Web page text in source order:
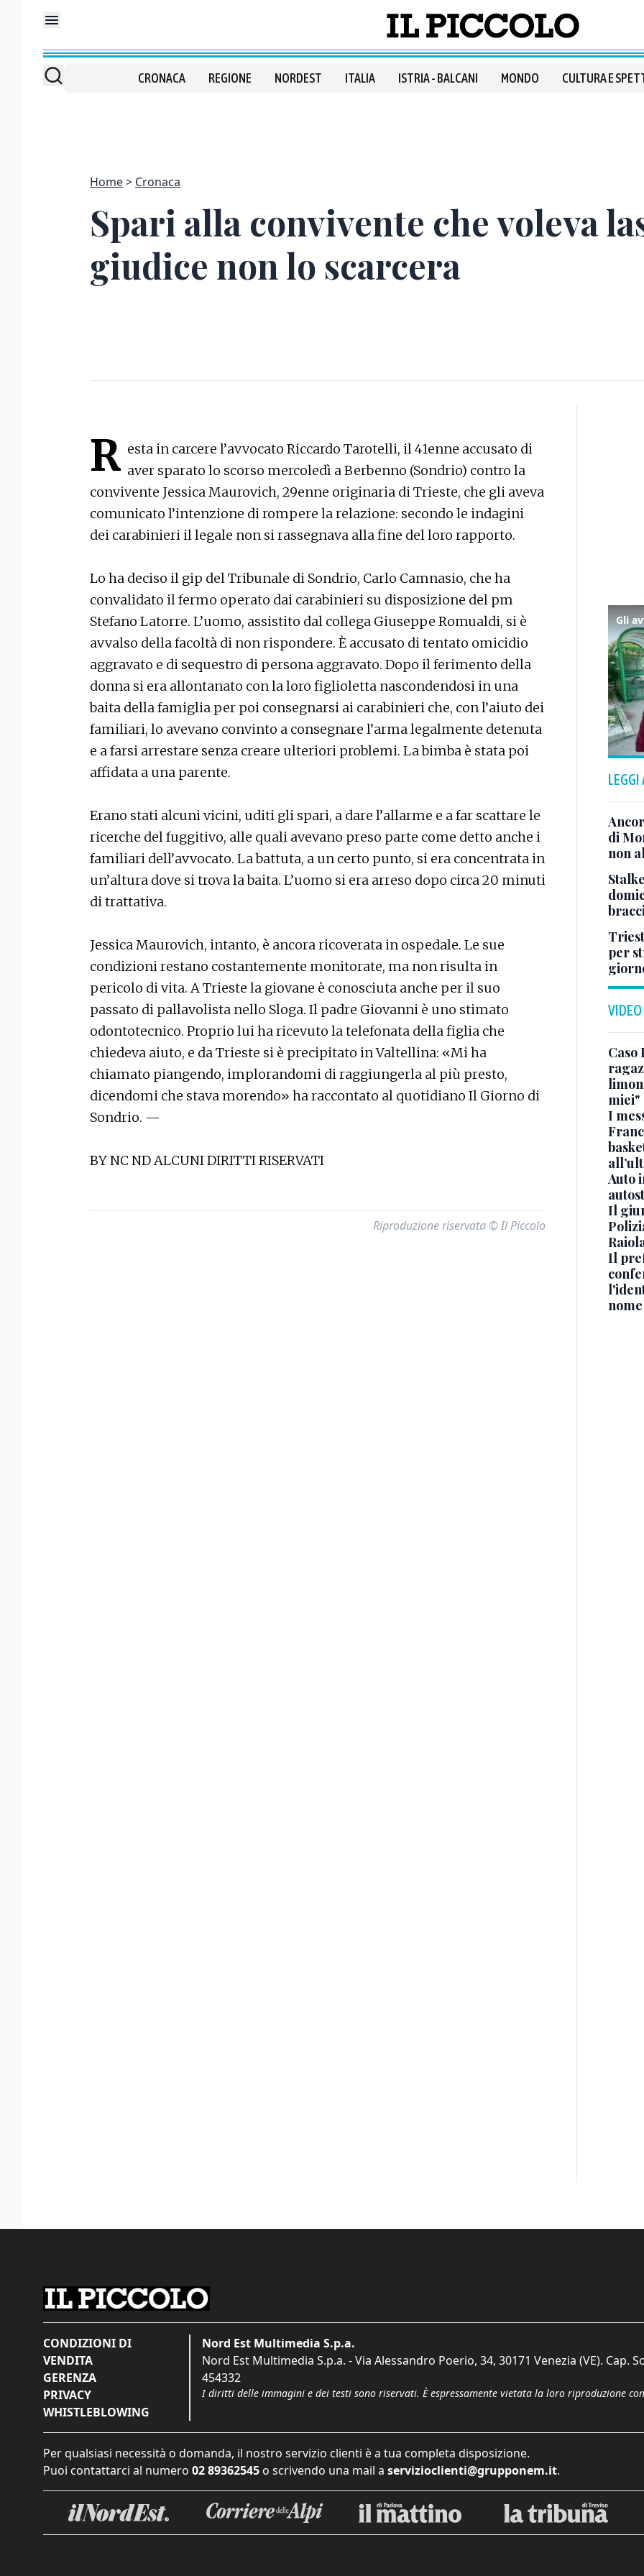
CRONACA REGIONE NORDEST ITALIA ISTRIA - BALCANI MONDO CULTURA E
Home Cronaca
Spari alla convivente che voleva
giudice non lo scarcera
R esta in carcere l’avvocato Riccardo Tarotelli, il 41enne accusato di
aver sparato lo scorso mercoledì a Berbenno (Sondrio) contro la
convivente Jessica Maurovich, 29enne originaria di Trieste, che gli aveva
comunicato l’intenzione di rompere la relazione: secondo le indagini
dei carabinieri il legale non si rassegnava alla fine del loro rapporto.
Lo ha deciso il gip del Tribunale di Sondrio, Carlo Camnasio, che ha
convalidato il fermo operato dai carabinieri su disposizione del pm
Stefano Latorre. L’uomo, assistito dal collega Giuseppe Romualdi, si è
avvalso della facoltà di non rispondere. È accusato di tentato omicidio
aggravato e di sequestro di persona aggravato. Dopo il ferimento della
donna si era allontanato con la loro figlioletta nascondendosi in una
baita della famiglia per poi consegnarsi ai carabinieri che, con l’aiuto dei
familiari, lo avevano convinto a consegnare l’arma legalmente detenuta
e a farsi arrestare senza creare ulteriori problemi. La bimba è stata poi
affidata a una parente.
Erano stati alcuni vicini, uditi gli spari, a dare l’allarme e a far scattare le
ricerche del fuggitivo, alle quali avevano preso parte come detto anche i
familiari dell’avvocato. La battuta, a un certo punto, si era concentrata in
un’altura dove si trova la baita. L’uomo si era arreso dopo circa 20 minuti
di trattativa.
Jessica Maurovich, intanto, è ancora ricoverata in ospedale. Le sue
condizioni restano costantemente monitorate, ma non risulta in
pericolo di vita. A Trieste la giovane è conosciuta anche per il suo
passato di pallavolista nello Sloga. Il padre Giovanni è uno stimato
odontotecnico. Proprio lui ha ricevuto la telefonata della figlia che
chiedeva aiuto, e da Trieste si è precipitato in Valtellina: «Mi ha
chiamato piangendo, implorandomi di raggiungerla al più presto,
dicendomi che stava morendo» ha raccontato al quotidiano Il Giorno di
Sondrio. —
BY NC ND ALCUNI DIRITTI RISERVATI
Riproduzione riservata © Il Piccolo
LEGGI
di
non
per
VIDEO
Caso
miei"
I
Auto
Il
Il
nome
CONDIZIONI DI
VENDITA
GERENZA
PRIVACY
WHISTLEBLOWING
Nord Est Multimedia S.p.a.
Nord Est Multimedia S.p.a. - Via Alessandro Poerio, 34, 30171 Venezia (VE). Cap.
454332
I diritti delle immagini e dei testi sono riservati. È espressamente vietata la loro riproduzione
Per qualsiasi necessità o domanda, il nostro servizio clienti è a tua completa disposizione.
Puoi contattarci al numero 02 89362545 o scrivendo una mail a servizioclienti@grupponem.it.